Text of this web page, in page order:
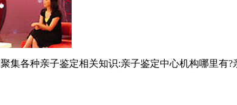
集各种亲子鉴定相关知识:亲子鉴定中心机构哪里有